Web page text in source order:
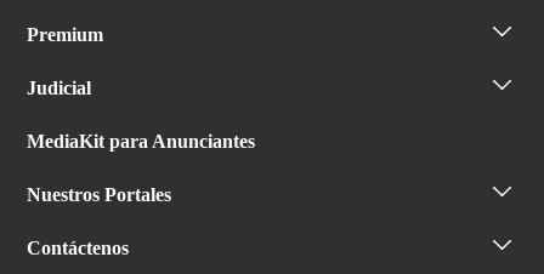
Premium
Judicial
MediaKit para Anunciantes
Nuestros Portales
Contáctenos